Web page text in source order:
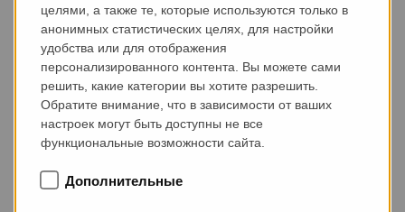
СОБЫТИЯ
ТЕКУЩИЕ ДАТЫ В СТРОИТЕЛЬНОЙ
ОТРАСЛИ
целями, а также те, которые используются только в
анонимных статистических целях, для настройки
удобства или для отображения
персонализированного контента. Вы можете сами
решить, какие категории вы хотите разрешить.
Обратите внимание, что в зависимости от ваших
настроек могут быть доступны не все
функциональные возможности сайта.
Дополнительные